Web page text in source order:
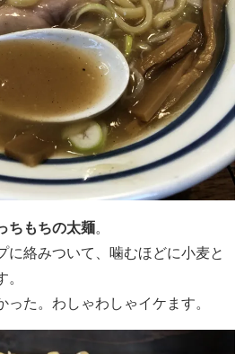
ちもちの太麺
に絡みついて、噛むほどに小麦と
。
った。わしゃわしゃイケます。